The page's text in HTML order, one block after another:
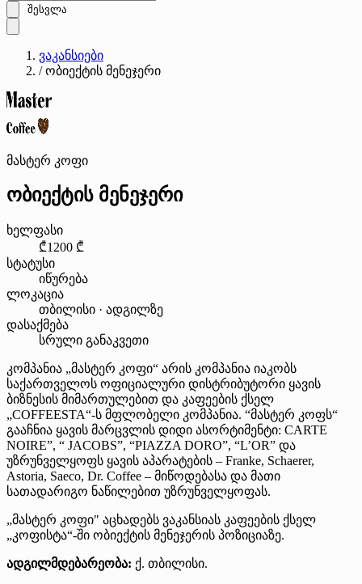
შესვლა
ვაკანსიები
/ ობიექტის მენეჯერი
მასტერ კოფი
ობიექტის მენეჯერი
ხელფასი
₾1200 ₾
სტატუსი
იწურება
ლოკაცია
თბილისი · ადგილზე
დასაქმება
სრული განაკვეთი
კომპანია „მასტერ კოფი“ არის კომპანია იაკობს
საქართველოს ოფიციალური დისტრიბუტორი ყავის
ბიზნესის მიმართულებით და კაფეების ქსელ
„COFFEESTA“-ს მფლობელი კომპანია. “მასტერ კოფს“
გააჩნია ყავის მარცვლის დიდი ასორტიმენტი: CARTE
NOIRE”, “ JACOBS”, “PIAZZA DORO”, “L’OR” და
უზრუნველყოფს ყავის აპარატების – Franke, Schaerer,
Astoria, Saeco, Dr. Coffee – მიწოდებასა და მათი
სათადარიგო ნაწილებით უზრუნველყოფას.
„მასტერ კოფი" აცხადებს ვაკანსიას კაფეების ქსელ
„კოფისტა“-ში ობიექტის მენეჯერის პოზიციაზე.
ადგილმდებარეობა: ქ. თბილისი.